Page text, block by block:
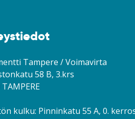
Tampere / Voimavirta
58 B, 3.krs
kulku: Pinninkatu 55 A, 0.